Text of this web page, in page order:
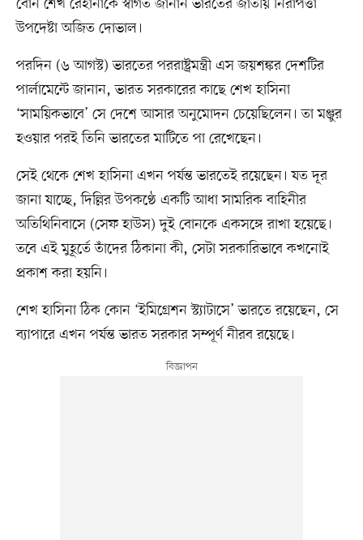
উপদেষ্টা অজিত দোভাল।
পরদিন (৬ আগস্ট) ভারতের পররাষ্ট্রমন্ত্রী এস জয়শঙ্কর দেশটির
পার্লামেন্টে জানান, ভারত সরকারের কাছে শেখ হাসিনা
‘সাময়িকভাবে’ সে দেশে আসার অনুমোদন চেয়েছিলেন। তা মঞ্জুর
হওয়ার পরই তিনি ভারতের মাটিতে পা রেখেছেন।
সেই থেকে শেখ হাসিনা এখন পর্যন্ত ভারতেই রয়েছেন। যত দূর
জানা যাচ্ছে, দিল্লির উপকণ্ঠে একটি আধা সামরিক বাহিনীর
অতিথিনিবাসে (সেফ হাউস) দুই বোনকে একসঙ্গে রাখা হয়েছে।
তবে এই মুহূর্তে তাঁদের ঠিকানা কী, সেটা সরকারিভাবে কখনোই
প্রকাশ করা হয়নি।
শেখ হাসিনা ঠিক কোন ‘ইমিগ্রেশন স্ট্যাটাসে’ ভারতে রয়েছেন, সে
ব্যাপারে এখন পর্যন্ত ভারত সরকার সম্পূর্ণ নীরব রয়েছে।